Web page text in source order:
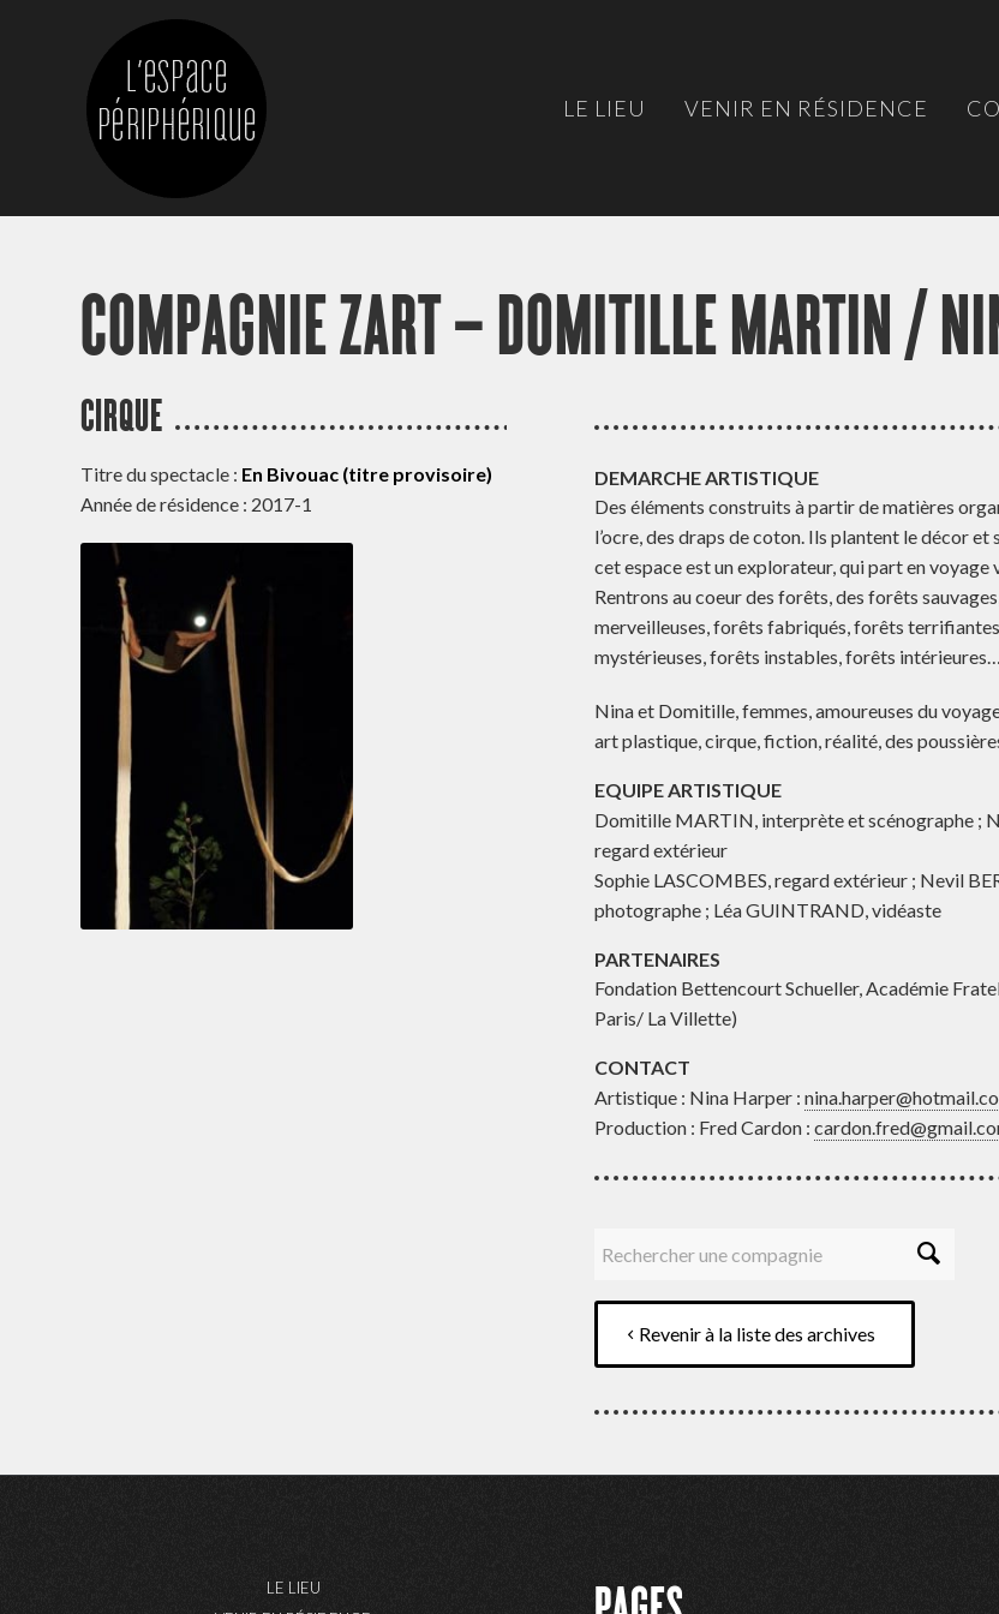
LE LIEU VENIR EN RÉSIDENCE
COMPAGNIE ZART – DOMITILLE MARTIN /
CIRQUE
Titre du spectacle : En Bivouac (titre provisoire)
Année de résidence : 2017-1
DEMARCHE ARTISTIQUE
Des éléments construits à partir de matières
l’ocre, des draps de coton. Ils plantent le décor
cet espace est un explorateur, qui part en voyage
Rentrons au coeur des forêts, des forêts
merveilleuses, forêts fabriqués, forêts
mystérieuses, forêts instables, forêts intérieures…
Nina et Domitille, femmes, amoureuses du
art plastique, cirque, fiction, réalité, des
EQUIPE ARTISTIQUE
Domitille MARTIN, interprète et scénographe ;
regard extérieur
Sophie LASCOMBES, regard extérieur ; Nevil
photographe ; Léa GUINTRAND, vidéaste
PARTENAIRES
Fondation Bettencourt Schueller, Académie
Paris/ La Villette)
CONTACT
Artistique : Nina Harper :
Production : Fred Cardon :
Revenir à la liste des archives
LE LIEU